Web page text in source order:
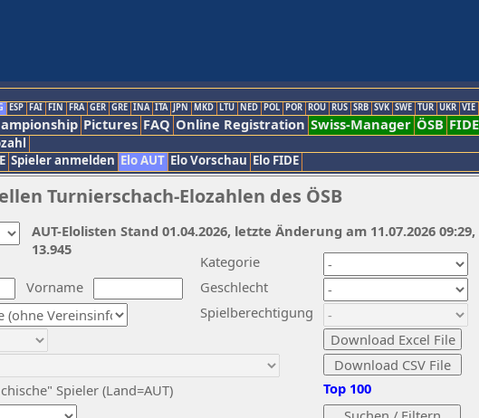
ESP FAI FIN FRA GER GRE INA ITA JPN MKD LTU NED POL POR ROU RUS SRB SVK SWE TUR UKR VIE
Pictures FAQ Online Registration Swiss-Manager ÖSB FIDE
Spieler anmelden Elo AUT Elo Vorschau Elo FIDE
Turnierschach-Elozahlen des ÖSB
Vorname
Kategorie
Geschlecht
Spieler (Land=AUT)
Spielberechtigung
Top 100
AUT-Elolisten Stand 01.04.2026, letzte Änderung am 11.07.2026
13.945